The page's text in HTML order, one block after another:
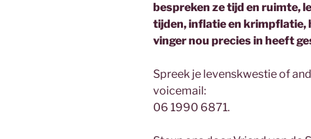
bespreken ze tijd en ruimte,
tijden, inflatie en krimpflatie,
vinger nou precies in heeft
Spreek je levenskwestie of
voicemail:
06 1990 6871.